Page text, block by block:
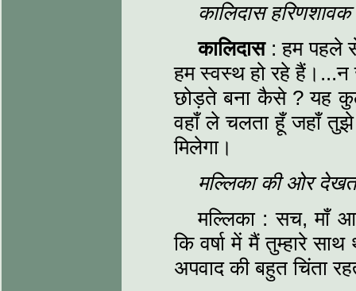
कालिदास
कालिदास: हम पहले से
हम स्वस्थ हो रहे
छोड़ते बना कैसे ? यह
वहाँ ले चलता हूँ जहाँ
मिलेगा।
मल्लिका की ओर
मल्लिका : सच, माँ
कि वर्षा में मैं तुम्हारे
अपवाद की बहुत चिंता